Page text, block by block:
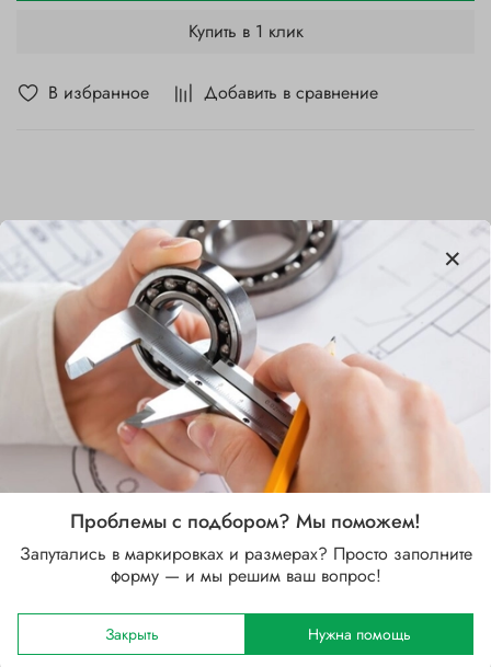
В избранное Добавить в сравнение
Купить в 1 клик
Характеристики
Бренд
Внутренний диаметр d, мм
Наружный диаметр D, мм
230
Ширина B, мм
40
Сепаратор
Проблемы с подбором? Мы поможем!
Запутались в маркировках и размерах? Просто заполните
форму — и мы решим ваш вопрос!
Закрыть Нужна помощь